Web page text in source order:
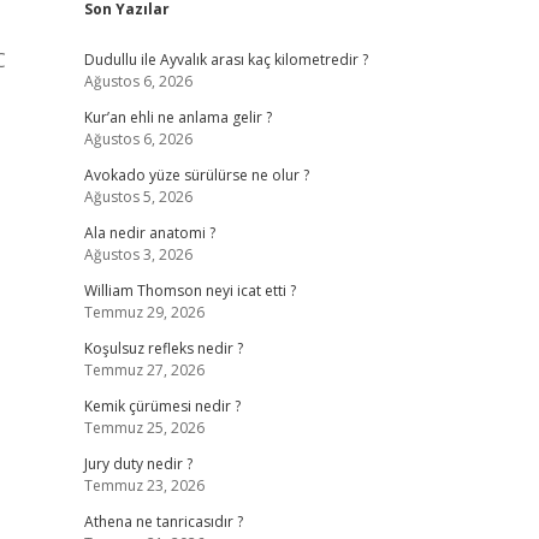
Son Yazılar
Dudullu ile Ayvalık arası kaç kilometredir ?
Ağustos 6, 2026
Kur’an ehli ne anlama gelir ?
Ağustos 6, 2026
Avokado yüze sürülürse ne olur ?
Ağustos 5, 2026
Ala nedir anatomi ?
Ağustos 3, 2026
William Thomson neyi icat etti ?
Temmuz 29, 2026
Koşulsuz refleks nedir ?
Temmuz 27, 2026
Kemik çürümesi nedir ?
Temmuz 25, 2026
Jury duty nedir ?
Temmuz 23, 2026
Athena ne tanricasıdır ?